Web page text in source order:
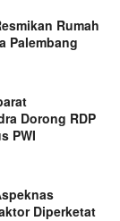
Rumah
Palembang
Dorong RDP
PWI
Diperketat